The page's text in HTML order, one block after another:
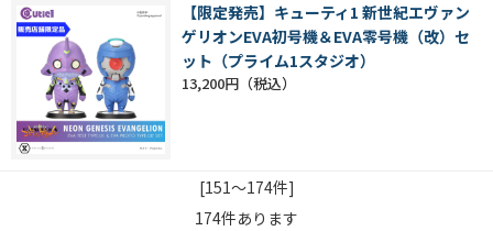
【限定発売】キューティ1 新世紀エヴァン
ゲリオンEVA初号機＆EVA零号機（改）セ
ット（プライム1スタジオ）
13,200円
[151～174件]
174件あります